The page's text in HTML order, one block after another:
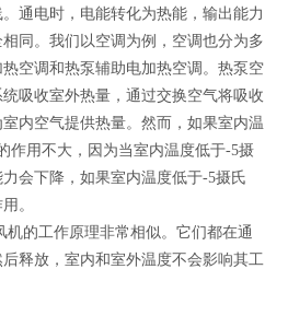
通电时，电能转化为热能，输出能力
同。我们以空调为例，空调也分为多
空调和热泵辅助电加热空调。热泵空
吸收室外热量，通过交换空气将吸收
内空气提供热量。然而，如果室内温
作用不大，因为当室内温度低于-5摄
会下降，如果室内温度低于-5摄氏
。
机的工作原理非常相似。它们都在通
释放，室内和室外温度不会影响其工